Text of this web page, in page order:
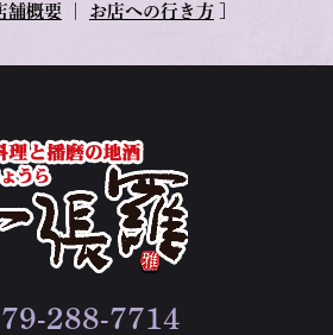
舗概要 お店への行き方
288-7714